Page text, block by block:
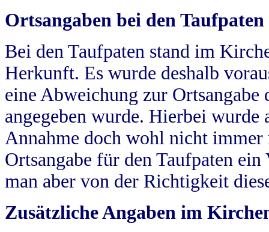
Ortsangaben bei den Taufpaten
Bei den Taufpaten stand im
Herkunft. Es wurde deshalb
eine Abweichung zur
angegeben wurde. Hierbei wurde
Annahme doch wohl nicht
Ortsangabe für den Taufpaten
man aber von der Richtigkeit
Zusätzliche Angaben im